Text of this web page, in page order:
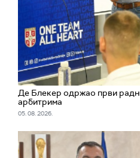
Де Блекер одржао први
арбитрима
05. 08. 2026.